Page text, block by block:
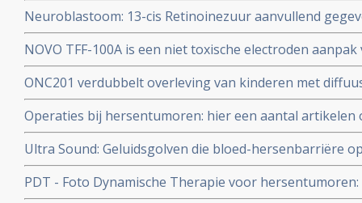
glioblastoma copy 1
Neuroblastoom: 13-cis Retinoinezuur aanvullend
myeloablatieve therapie (ABMT) verbetert de
kinderen met een Neuroblastoom graad 3 en 4 tot
NOVO TFF-100A is een niet toxische electroden
spectaculair betere resultaten dan chemo.
ONC201 verdubbelt overleving van kinderen met
diffuus intrinsiek ponsglioom (DIPG) en ONC201
patienten met deze vormen van hersentumoren
Operaties bij hersentumoren: hier een aantal
chirurgie bij hersentumoren bij elkaar gezet.
Ultra Sound: Geluidsgolven die bloed-hersenbarriëre
overleving bij patiënten met hersentumoren van het
PDT - Foto Dynamische Therapie voor